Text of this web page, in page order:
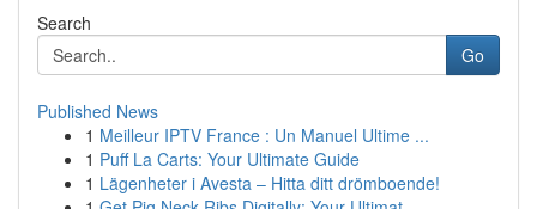
Search
Go
Published News
1 Meilleur IPTV France : Un Manuel Ultime ...
1 Puff La Carts: Your Ultimate Guide
1 Lägenheter i Avesta – Hitta ditt drömboende!